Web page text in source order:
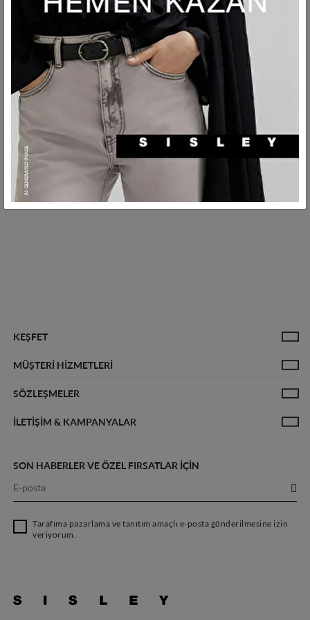
Gölgede sererek kurutulur.
Düşük ısıda ütülenir.
Tetrakloretilen ile profesyonel kuru temizleme
uygulanır. Hassas yıkama.
TESLIMAT VE İADE
MÜŞTERI HIZMETLERI
GÜVENLİ ÖDEMELER
Tüm işlemlerimiz güvenlidir.
KOLAY VE ÜCRETSİZ İADE
KEŞFET
Denim RehberiSürdürülebilirlik Erkek
MÜŞTERİ HİZMETLERİ
HakkımızdaSıkça Sorulan Sorular İade
SÖZLEŞMELER
Üyelik SözleşmesiÇerez Bilgilendirmesi Aydınlatma Beyanı
İLETIŞIM & KAMPANYALAR
SON HABERLER VE ÖZEL FIRSATLAR İÇİN
Tarafıma pazarlama ve tanıtım amaçlı e-posta gönderilmesine izin
veriyorum.